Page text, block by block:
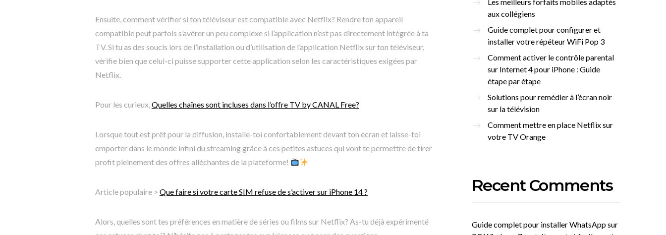
Ensuite, comment vérifier si ton téléviseur est compatible avec Netflix? Rendre ton appareil
compatible peut parfois s’avérer un peu complexe si l’application n’est pas directement intégrée à ta
TV. Si tu as des soucis lors de l’installation ou d’utilisation de l’application Netflix sur ton téléviseur,
vérifie bien que celui-ci puisse supporter cette application selon les caractéristiques exigées par
Netflix.
Pour les curieux,Quelles chaînes sont incluses dans l’offre TV by CANAL Free?
Lorsque tout est prêt pour la diffusion, installe-toi confortablement devant ton écran et laisse-toi
emporter dans le monde infini du streaming grâce à ces petites astuces qui vont te permettre de tirer
profit pleinement des offres alléchantes de la plateforme!
Article populaire > Que faire si votre carte SIM refuse de s’activer sur iPhone 14 ?
Alors, quelles sont tes préférences en matière de séries ou films sur Netflix? As-tu déjà expérimenté
aux collégiens
Guide complet pour configurer et
installer votre répéteur WiFi Pop 3
Comment activer le contrôle parental
sur Internet 4 pour iPhone : Guide
étape par étape
Solutions pour remédier à l’écran noir
sur la télévision
Comment mettre en place Netflix sur
votre TV Orange
Recent Comments
Guide complet pour installer WhatsApp sur